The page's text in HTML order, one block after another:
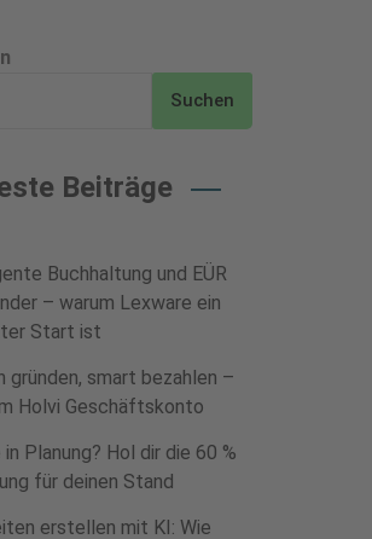
Suchen
Beiträge
Buchhaltung und EÜR
– warum Lexware ein
Start ist
gründen, smart bezahlen –
Holvi Geschäftskonto
Planung? Hol dir die 60 %
für deinen Stand
erstellen mit KI: Wie